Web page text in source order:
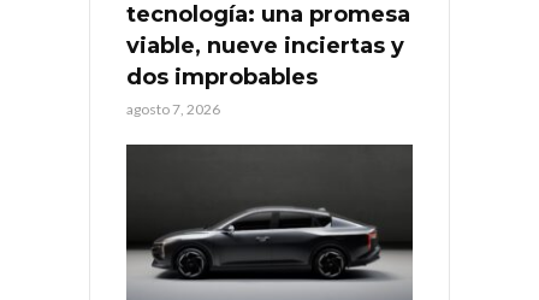
tecnología: una promesa
viable, nueve inciertas y
dos improbables
agosto 7, 2026